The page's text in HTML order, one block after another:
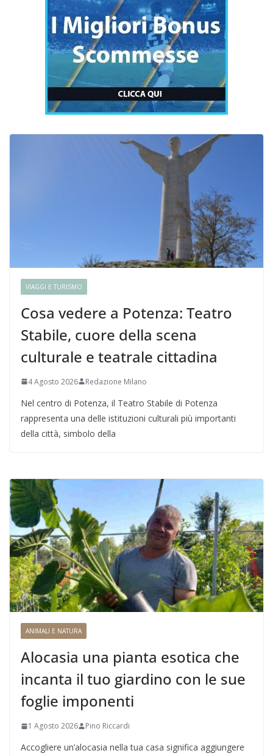
VIAGGI E TURISMO
Cosa vedere a Potenza: Teatro
Stabile, cuore della scena
culturale e teatrale cittadina
4 Agosto 2026 Redazione Milano
Nel centro di Potenza, il Teatro Stabile di Potenza
rappresenta una delle istituzioni culturali più importanti
della città, simbolo della
ANIMALI E NATURA
Alocasia una pianta esotica che
incanta il tuo giardino con le sue
foglie imponenti
1 Agosto 2026 Pino Riccardi
Accogliere un’alocasia nella tua casa significa aggiungere